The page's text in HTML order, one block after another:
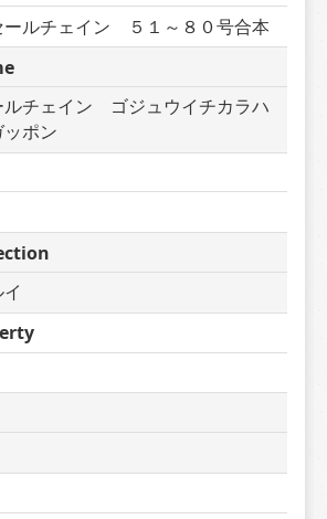
ルチェイン　５１～８０号合本
チェイン　ゴジュウイチカラハ
ポン